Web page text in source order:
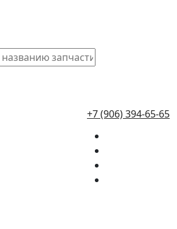
+7 (906) 394-65-65